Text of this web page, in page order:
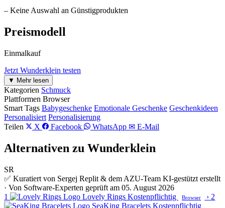
– Keine Auswahl an Günstigprodukten
Preismodell
Einmalkauf
Jetzt Wunderklein testen
▼ Mehr lesen
Kategorien Schmuck
Plattformen Browser
Smart Tags Babygeschenke Emotionale Geschenke Geschenkideen
Personalisiert Personalisierung
Teilen
X Facebook WhatsApp ✉ E-Mail
Alternativen zu Wunderklein
SR
✅ Kuratiert von Sergej Replit & dem AZU-Team KI-gestützt erstellt
· Von Software-Experten geprüft am 05. August 2026
1
Lovely Rings Kostenpflichtig Browser › 2
SeaKing Bracelets Kostenpflichtig